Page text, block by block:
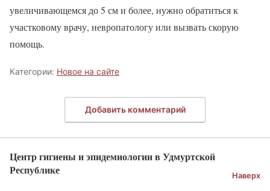
увеличивающемся до 5 см и более, нужно обратиться к
участковому врачу, невропатологу или вызвать скорую
помощь.
Категории: Новое на сайте
Добавить комментарий
Центр гигиены и эпидемиологии в Удмуртской
Республике
Наверх